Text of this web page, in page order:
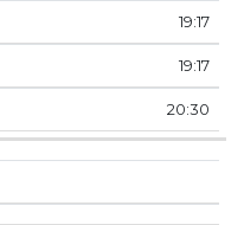
19:17
19:17
20:30